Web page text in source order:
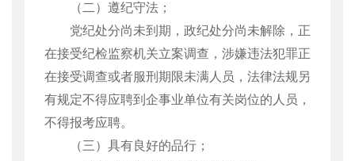
（二）遵纪守法；
党纪处分尚未到期，政纪处分尚未解除，正
在接受纪检监察机关立案调查，涉嫌违法犯罪正
在接受调查或者服刑期限未满人员，法律法规另
有规定不得应聘到企事业单位有关岗位的人员，
不得报考应聘。
（三）具有良好的品行；